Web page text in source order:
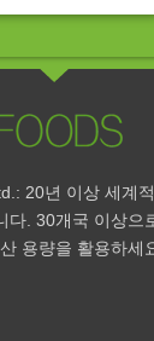
20년 이상 세계
다. 30개국 이상으
용량을 활용하세